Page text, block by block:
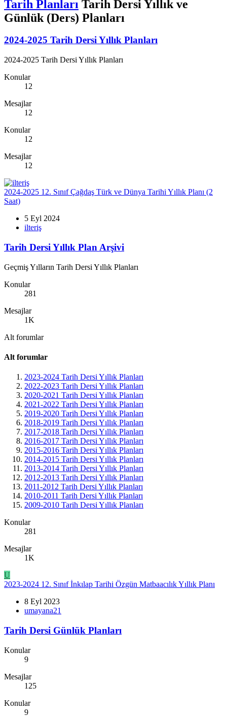
Tarih Planları Tarih Dersi Yıllık ve
Günlük (Ders) Planları
2024-2025 Tarih Dersi Yıllık Planları
2024-2025 Tarih Dersi Yıllık Planları
Konular
12
Mesajlar
12
Konular
12
Mesajlar
12
2024-2025 12. Sınıf Çağdaş Türk ve Dünya Tarihi Yıllık Planı (2
Saat)
5 Eyl 2024
ilteriş
Tarih Dersi Yıllık Plan Arşivi
Geçmiş Yılların Tarih Dersi Yıllık Planları
Konular
281
Mesajlar
1K
Alt forumlar
Alt forumlar
2023-2024 Tarih Dersi Yıllık Planları
2022-2023 Tarih Dersi Yıllık Planları
2020-2021 Tarih Dersi Yıllık Planları
2021-2022 Tarih Dersi Yıllık Planları
2019-2020 Tarih Dersi Yıllık Planları
2018-2019 Tarih Dersi Yıllık Planları
2017-2018 Tarih Dersi Yıllık Planları
2016-2017 Tarih Dersi Yıllık Planları
2015-2016 Tarih Dersi Yıllık Planları
2014-2015 Tarih Dersi Yıllık Planları
2013-2014 Tarih Dersi Yıllık Planları
2012-2013 Tarih Dersi Yıllık Planları
2011-2012 Tarih Dersi Yıllık Planları
2010-2011 Tarih Dersi Yıllık Planları
2009-2010 Tarih Dersi Yıllık Planları
Konular
281
Mesajlar
1K
U
2023-2024 12. Sınıf İnkılap Tarihi Özgün Matbaacılık Yıllık Planı
8 Eyl 2023
umayana21
Tarih Dersi Günlük Planları
Konular
9
Mesajlar
125
Konular
9